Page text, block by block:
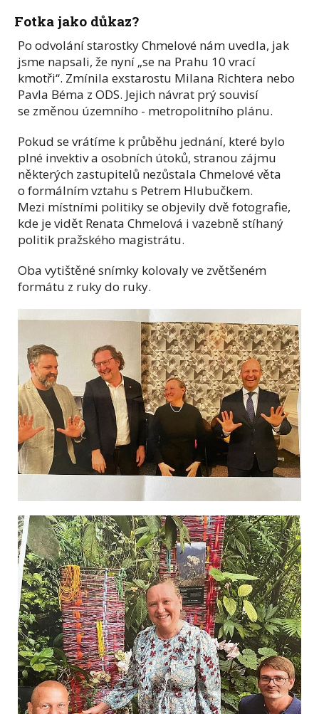
Fotka jako důkaz?
Po odvolání starostky Chmelové nám uvedla, jak
jsme napsali, že nyní „se na Prahu 10 vrací
kmotři“. Zmínila exstarostu Milana Richtera nebo
Pavla Béma z ODS. Jejich návrat prý souvisí
se změnou územního - metropolitního plánu.
Pokud se vrátíme k průběhu jednání, které bylo
plné invektiv a osobních útoků, stranou zájmu
některých zastupitelů nezůstala Chmelové věta
o formálním vztahu s Petrem Hlubučkem.
Mezi místními politiky se objevily dvě fotografie,
kde je vidět Renata Chmelová i vazebně stíhaný
politik pražského magistrátu.
Oba vytištěné snímky kolovaly ve zvětšeném
formátu z ruky do ruky.